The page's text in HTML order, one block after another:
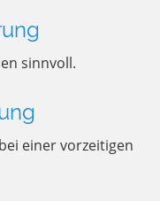
sinnvoll.
einer vorzeitigen